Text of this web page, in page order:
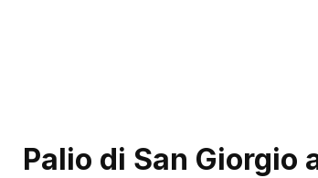
Palio di San Giorgio